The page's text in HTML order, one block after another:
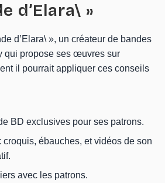
d’Elara\ »
d’Elara\ », un créateur de bandes
qui propose ses œuvres sur
il pourrait appliquer ces conseils
BD exclusives pour ses patrons.
croquis, ébauches, et vidéos de son
avec les patrons.